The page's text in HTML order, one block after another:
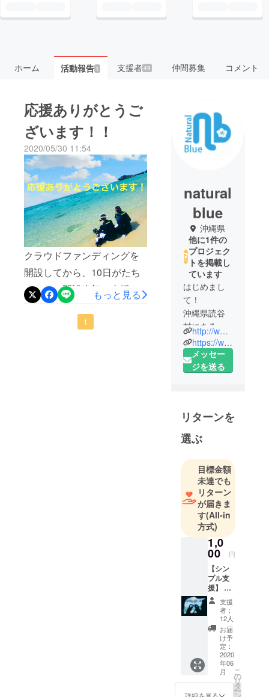
ホーム 活動報告1 支援者49 仲間募集 コメント
応援ありがとうご
ざいます！！
2020/05/30 11:54
クラウドファンディングを
開設してから、10日がたち
ました。開設当初、支援し
てくれる人がいないんじゃ
ないかと不安な気持ちだっ
もっと見る
1
natural
blue
沖縄県
他に1件の
プロジェク
トを掲載し
ています
はじめまし
て！
沖縄県読谷
村にあるダ
イビング・
シュノーケ
ルショップ
「人と自然
の懸け橋
に」を合言
葉に、世界
中の人が海
を好きに
なってくれ
ることを志
し、海で世
界をハッ
ピーにしよ
うという想
いのもと海
の魅力を沢
山の方に伝
えていま
http://www.natural-blue.net/jp/
https://www.instagram.com/naturalblue_jp
メッセー
ジを送る
リターンを
選ぶ
目標金額
未達でも
リターン
が届きま
す(All-in
方式)
1,0
00 円
【シン
プル支
援】 お
礼メー
ル シン
プルに
応援頂
ける方
はこち
らをお
願い致
しま
す。感
謝の
支援
者：
12人
お届
け予
定：
2020
年06
月
こ
の
リ
タ
ー